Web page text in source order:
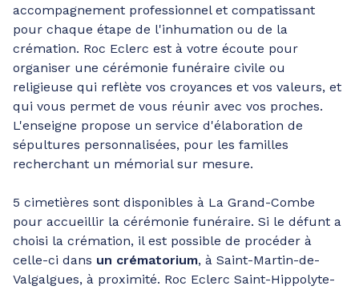
accompagnement professionnel et compatissant
pour chaque étape de l'inhumation ou de la
crémation. Roc Eclerc est à votre écoute pour
organiser une cérémonie funéraire civile ou
religieuse qui reflète vos croyances et vos valeurs, et
qui vous permet de vous réunir avec vos proches.
L'enseigne propose un service d'élaboration de
sépultures personnalisées, pour les familles
recherchant un mémorial sur mesure.
5 cimetières sont disponibles à La Grand-Combe
pour accueillir la cérémonie funéraire. Si le défunt a
choisi la crémation, il est possible de procéder à
celle-ci dans un crématorium, à Saint-Martin-de-
Valgalgues, à proximité. Roc Eclerc Saint-Hippolyte-